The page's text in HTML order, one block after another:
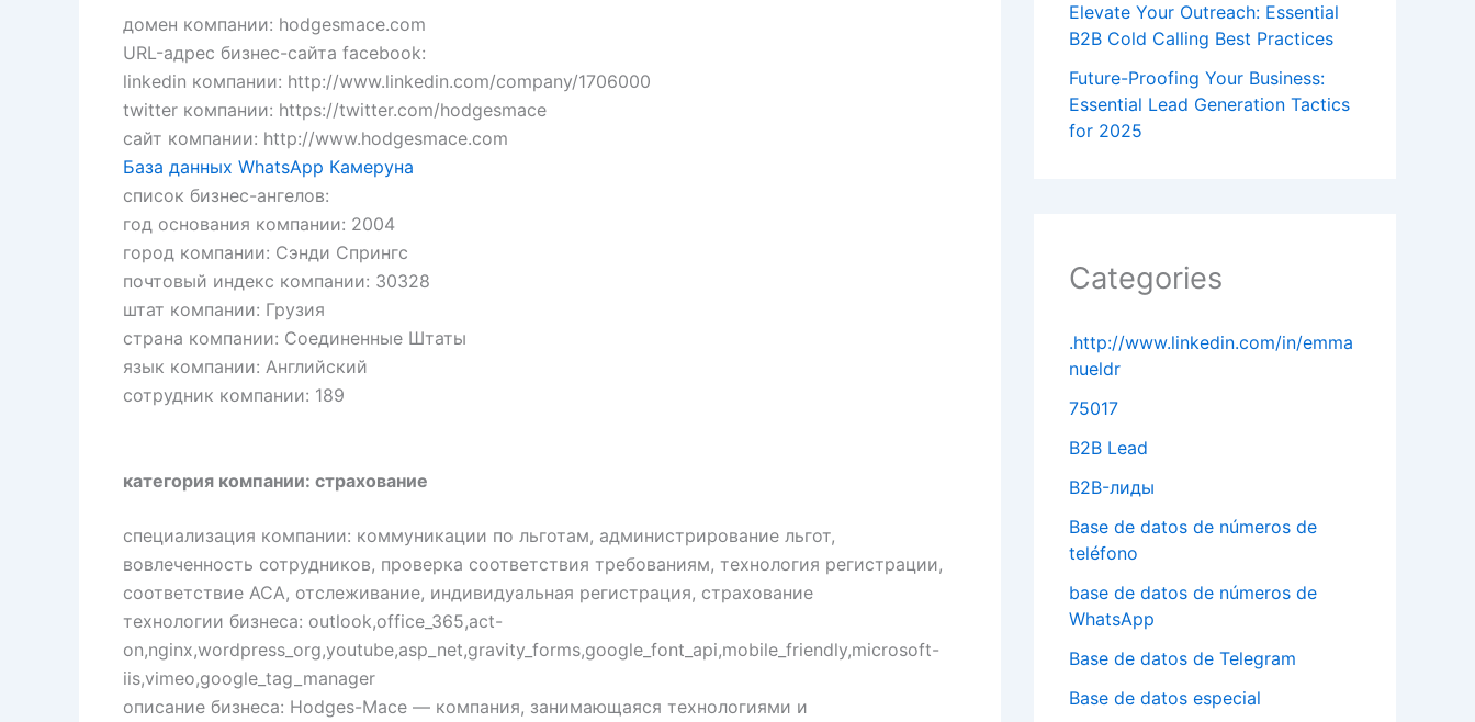
домен компании: hodgesmace.com
URL-адрес бизнес-сайта facebook:
linkedin компании: http://www.linkedin.com/company/1706000
twitter компании: https://twitter.com/hodgesmace
сайт компании: http://www.hodgesmace.com
База данных WhatsApp Камеруна
список бизнес-ангелов:
год основания компании: 2004
город компании: Сэнди Спрингс
почтовый индекс компании: 30328
штат компании: Грузия
страна компании: Соединенные Штаты
язык компании: Английский
сотрудник компании: 189
категория компании: страхование
специализация компании: коммуникации по льготам, администрирование льгот,
вовлеченность сотрудников, проверка соответствия требованиям, технология регистрации,
соответствие ACA, отслеживание, индивидуальная регистрация, страхование
технологии бизнеса: outlook,office_365,act-
on,nginx,wordpress_org,youtube,asp_net,gravity_forms,google_font_api,mobile_friendly,microsoft-
iis,vimeo,google_tag_manager
описание бизнеса: Hodges-Mace — компания, занимающаяся технологиями и
Elevate Your Outreach: Essential
B2B Cold Calling Best Practices
Future-Proofing Your Business:
Essential Lead Generation Tactics
for 2025
Categories
.http://www.linkedin.com/in/emma
nueldr
75017
B2B Lead
B2B-лиды
Base de datos de números de
teléfono
base de datos de números de
WhatsApp
Base de datos de Telegram
Base de datos especial